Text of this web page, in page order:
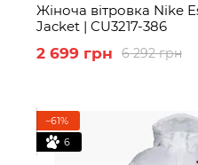
Жіноча вітровка Nike
Jacket | CU3217-386
6 292 грн
2 699 грн
−61%
6